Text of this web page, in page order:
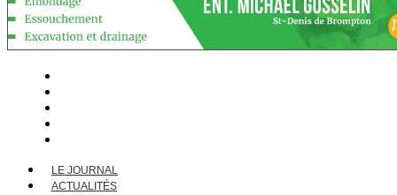
LE JOURNAL
ACTUALITÉS